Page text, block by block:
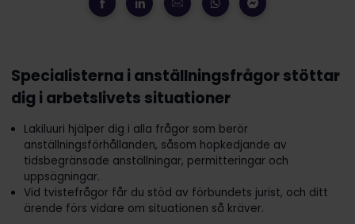
Specialisterna i anställningsfrågor stöttar
dig i arbetslivets situationer
Lakiluuri hjälper dig i alla frågor som berör
anställningsförhållanden, såsom hopkedjande av
tidsbegränsade anställningar, permitteringar och
uppsägningar.
Vid tvistefrågor får du stöd av förbundets jurist, och ditt
ärende förs vidare om situationen så kräver.